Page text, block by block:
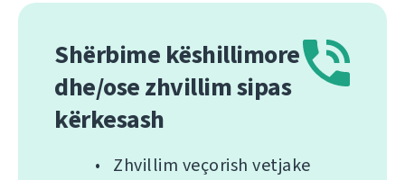
Shërbime këshillimore
dhe/ose zhvillim sipas
kërkesash
Zhvillim veçorish vetjake